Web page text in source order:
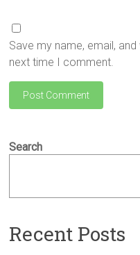
Save my name, email,
next time I comment.
Search
Recent Posts